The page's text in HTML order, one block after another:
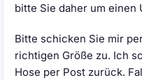
bitte Sie daher um einen
Bitte schicken Sie mir
richtigen Größe zu. Ich
Hose per Post zurück.